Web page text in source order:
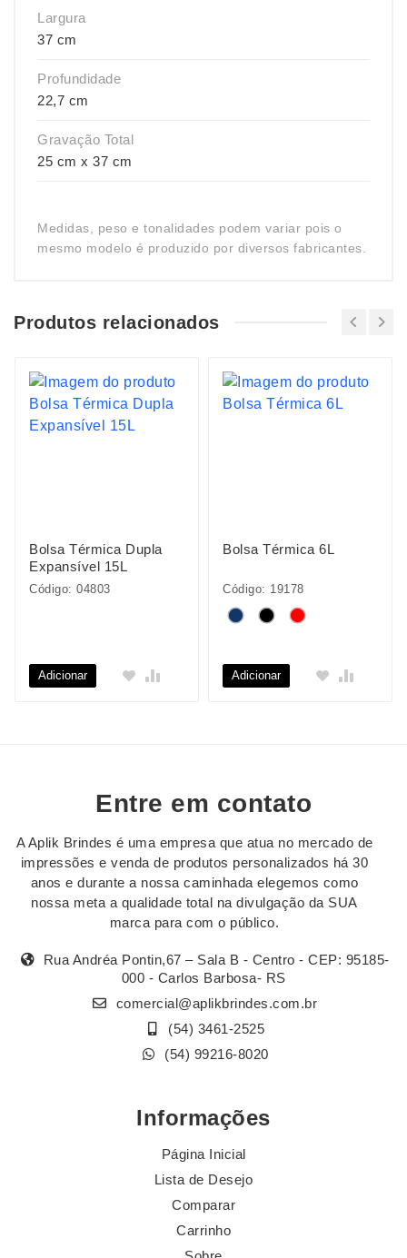
Largura
37 cm
Profundidade
22,7 cm
Gravação Total
25 cm x 37 cm
Medidas, peso e tonalidades podem variar pois o
mesmo modelo é produzido por diversos fabricantes.
Produtos relacionados
Bolsa Térmica Dupla
Expansível 15L
Código: 04803
Adicionar
Bolsa Térmica 6L
Código: 19178
Adicionar
Entre em contato
A Aplik Brindes é uma empresa que atua no mercado de
impressões e venda de produtos personalizados há 30
anos e durante a nossa caminhada elegemos como
nossa meta a qualidade total na divulgação da SUA
marca para com o público.
Rua Andréa Pontin,67 – Sala B - Centro - CEP: 95185-
000 - Carlos Barbosa- RS
comercial@aplikbrindes.com.br
(54) 3461-2525
(54) 99216-8020
Informações
Página Inicial
Lista de Desejo
Comparar
Carrinho